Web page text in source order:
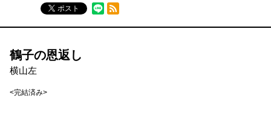
ポスト
RSSフィード
鶴子の恩返し
横山左
<完結済み>